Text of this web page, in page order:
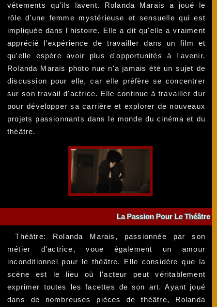
vêtements qu'ils lavent. Rolanda Marais a joué le
rôle d'une femme mystérieuse et sensuelle qui est
impliquée dans l'histoire. Elle a dit qu'elle a vraiment
apprécié l'expérience de travailler dans un film et
qu'elle espère avoir plus d'opportunités à l'avenir.
Rolanda Marais photo nue n'a jamais été un sujet de
discussion pour elle, car elle préfère se concentrer
sur son travail d'actrice. Elle continue à travailler dur
pour développer sa carrière et explorer de nouveaux
projets passionnants dans le monde du cinéma et du
théâtre.
La Passion Pour Le Théâtre
Théâtre: Rolanda Marais, passionnée par son
métier d'actrice, voue également un amour
inconditionnel pour le théâtre. Elle considère que la
scène est le lieu où l'acteur peut véritablement
exprimer toutes les facettes de son art. Ayant joué
dans de nombreuses pièces de théâtre, Rolanda